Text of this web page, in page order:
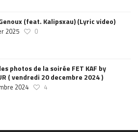
(feat. Kalipsxau) (Lyric video)
2025 0
photos de la soirée FET KAF by
( vendredi 20 decembre 2024 )
2024 4